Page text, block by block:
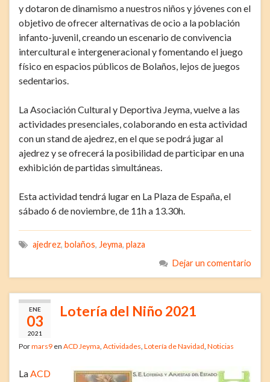
y dotaron de dinamismo a nuestros niños y jóvenes con el
objetivo de ofrecer alternativas de ocio a la población
infanto-juvenil, creando un escenario de convivencia
intercultural e intergeneracional y fomentando el juego
físico en espacios públicos de Bolaños, lejos de juegos
sedentarios.
La Asociación Cultural y Deportiva Jeyma, vuelve a las
actividades presenciales, colaborando en esta actividad
con un stand de ajedrez, en el que se podrá jugar al
ajedrez y se ofrecerá la posibilidad de participar en una
exhibición de partidas simultáneas.
Esta actividad tendrá lugar en La Plaza de España, el
sábado 6 de noviembre, de 11h a 13.30h.
ajedrez, bolaños, Jeyma, plaza
Dejar un comentario
ENE
03
2021
Lotería del Niño 2021
Pormars9 en ACD Jeyma Actividades Lotería de Navidad Noticias
La ACD